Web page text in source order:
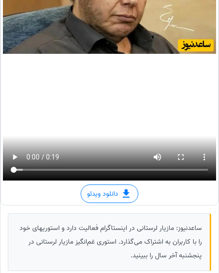
دانلود ویدئو
ساعدنیوز: مازیار لرستانی در اینستاگرام فعالیت دارد و استوریهای خود
را با کاربران به اشتراک می‌گذارد. استوری غم‌انگیز مازیار لرستانی در
پنجشنبه آخر سال را ببینید.